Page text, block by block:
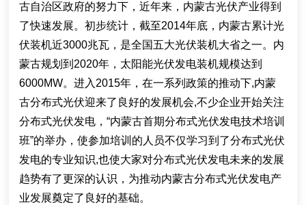
古自治区政府的努力下，近年来，内蒙古光伏产业得到
了快速发展。初步统计，截至2014年底，内蒙古累计光
伏装机近3000兆瓦，是全国五大光伏装机大省之一。内
蒙古规划到2020年，太阳能光伏发电装机规模达到
6000MW。进入2015年，在一系列政策的推动下,内蒙
古分布式光伏迎来了良好的发展机会,不少企业开始关注
分布式光伏发电，“内蒙古首期分布式光伏发电技术培训
班”的举办，使参加培训的人员不仅学习到了分布式光伏
发电的专业知识,也使大家对分布式光伏发电未来的发展
趋势有了更深的认识，为推动内蒙古分布式光伏发电产
业发展奠定了良好的基础。